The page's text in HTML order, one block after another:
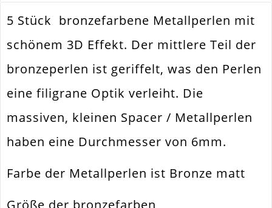
Farbe Bronze
Funktion Schmuckperle
Spezifikation Metallperle Spacer
Verwendung
Halsketten. Armbänder. Ohrringe.
6x5mm
Metall Legierung
5 Stück bronzefarbene Metallperlen mit
schönem 3D Effekt. Der mittlere Teil der
bronzeperlen ist geriffelt, was den Perlen
eine filigrane Optik verleiht. Die
massiven, kleinen Spacer / Metallperlen
haben eine Durchmesser von 6mm.
Farbe der Metallperlen ist Bronze matt